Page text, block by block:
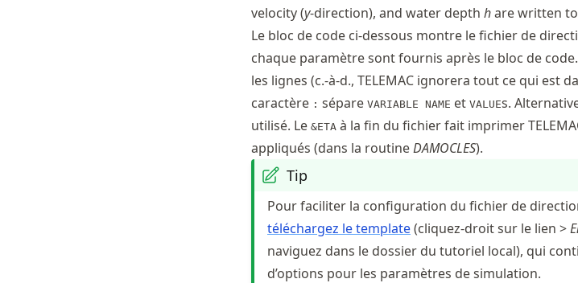
velocity (y-direction), and water depth hare written
Le bloc de code ci-dessous montre le fichier de
chaque paramètre sont fournis après le bloc de
les lignes (c.-à-d., TELEMAC ignorera tout ce qui est
caractère : sépare VARIABLE NAME et VALUEs.
utilisé. Le &ETA à la fin du fichier fait imprimer
appliqués (dans la routineDAMOCLES).
Tip
Pour faciliter la configuration du fichier de
téléchargez le template(cliquez-droit sur le lien >
naviguez dans le dossier du tutoriel local), qui
d’options pour les paramètres de simulation.